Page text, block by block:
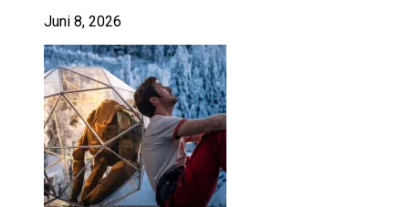
Juni 8, 2026